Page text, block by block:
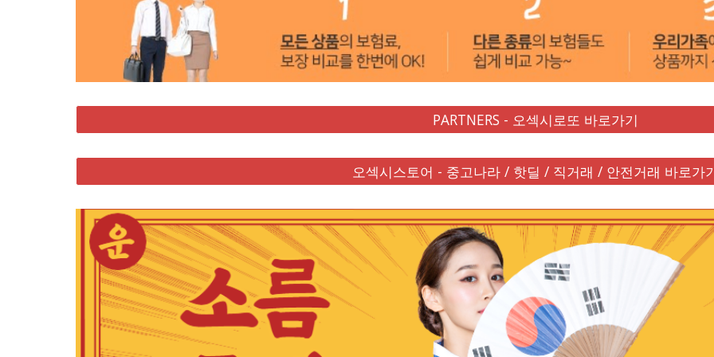
PARTNERS - 오섹시로또 바로가기
오섹시스토어 - 중고나라 / 핫딜 / 직거래 / 안전거래 바로가